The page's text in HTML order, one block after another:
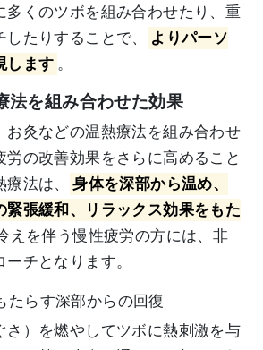
多くのツボを組み合わせたり、重
たりすることで、
よりパーソ
します 。
法を組み合わせた効果
お灸などの温熱療法を組み合わせ
労の改善効果をさらに高めること
法は、
身体を深部から温め、
緊張緩和、リラックス効果をもた
えを伴う慢性疲労の方には、非
チとなります。
たらす深部からの回復
さ）を燃やしてツボに熱刺激を与